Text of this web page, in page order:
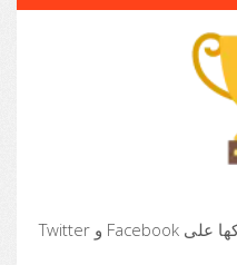
جرّب المزيد من الاختبارات وشاركها على Facebook و Twitter